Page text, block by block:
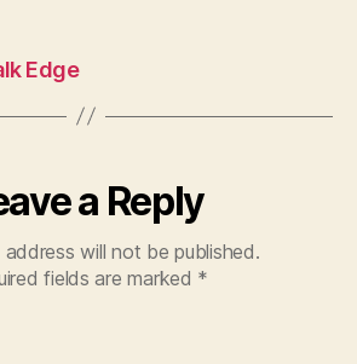
Edge
a Reply
address will not be published.
fields are marked *